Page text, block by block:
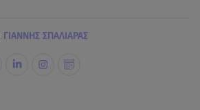
ΓΙΑΝΝΗΣ ΣΠΑΛΙΑΡΑΣ